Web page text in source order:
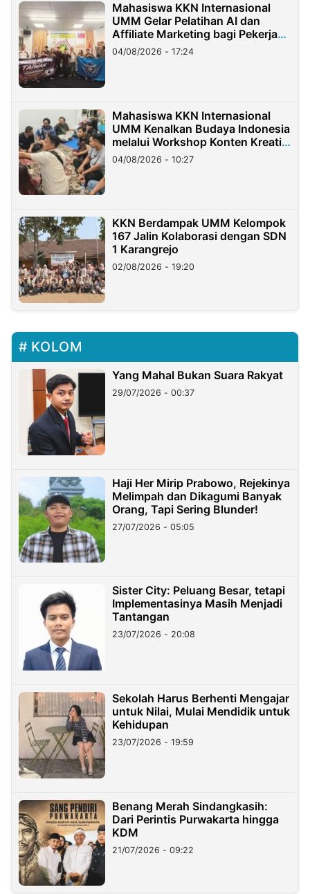
Mahasiswa KKN Internasional
UMM Gelar Pelatihan AI dan
Affiliate Marketing bagi Pekerja
Migran Indonesia di Taiwan
04/08/2026 - 17:24
Mahasiswa KKN Internasional
UMM Kenalkan Budaya Indonesia
melalui Workshop Konten Kreatif
di Taiwan
04/08/2026 - 10:27
KKN Berdampak UMM Kelompok
167 Jalin Kolaborasi dengan SDN
1 Karangrejo
02/08/2026 - 19:20
KOLOM
Yang Mahal Bukan Suara Rakyat
29/07/2026 - 00:37
Haji Her Mirip Prabowo, Rejekinya
Melimpah dan Dikagumi Banyak
Orang, Tapi Sering Blunder!
27/07/2026 - 05:05
Sister City: Peluang Besar, tetapi
Implementasinya Masih Menjadi
Tantangan
23/07/2026 - 20:08
Sekolah Harus Berhenti Mengajar
untuk Nilai, Mulai Mendidik untuk
Kehidupan
23/07/2026 - 19:59
Benang Merah Sindangkasih:
Dari Perintis Purwakarta hingga
KDM
21/07/2026 - 09:22